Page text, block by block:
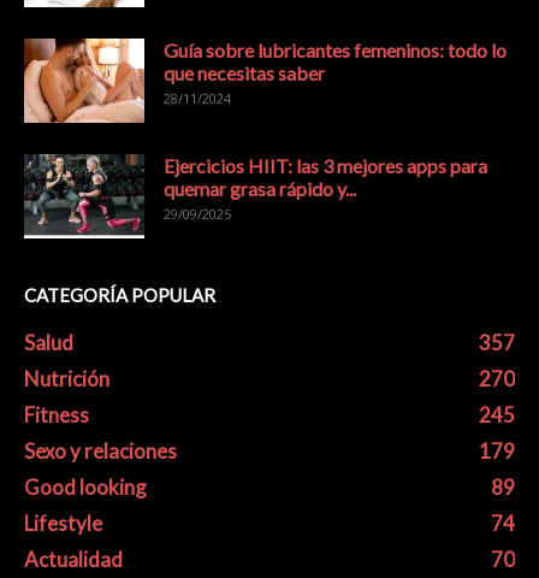
Guía sobre lubricantes femeninos: todo lo
que necesitas saber
28/11/2024
Ejercicios HIIT: las 3 mejores apps para
quemar grasa rápido y...
29/09/2025
CATEGORÍA POPULAR
Salud
357
Nutrición
270
Fitness
245
Sexo y relaciones
179
Good looking
89
Lifestyle
74
Actualidad
70